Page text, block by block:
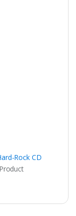
Rock CD
Product